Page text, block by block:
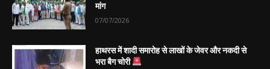
मांग
07/07/2026
हाथरस में शादी समारोह से लाखों के जेवर और नकदी से
भरा बैग चोरी